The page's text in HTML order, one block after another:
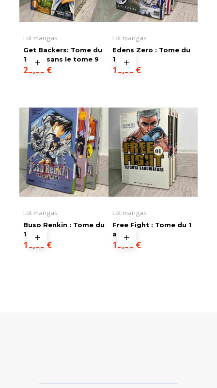
Lot mangas
Get Backers: Tome du
1 au 11 sans le tome 9
25,00 €
Lot mangas
Edens Zero : Tome du
1 au 3
10,00 €
Lot mangas
Buso Renkin : Tome du
1 au 3
10,00 €
Lot mangas
Free Fight : Tome du 1
au 4
15,00 €